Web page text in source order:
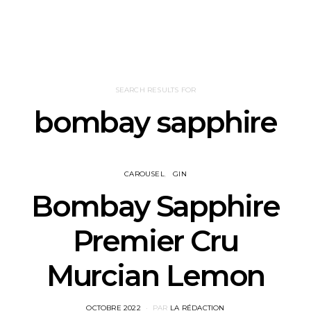
SEARCH RESULTS FOR
bombay sapphire
CAROUSEL GIN
Bombay Sapphire
Premier Cru
Murcian Lemon
POSTED
OCTOBRE 2022 PAR LA RÉDACTION